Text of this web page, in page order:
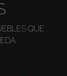
QUE